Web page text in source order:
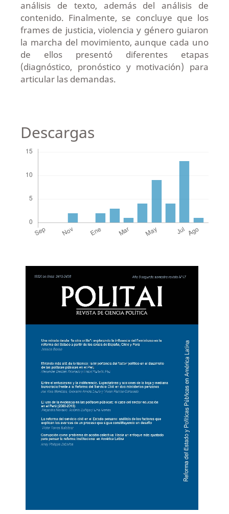
análisis de texto, además del análisis de
contenido. Finalmente, se concluye que los
frames de justicia, violencia y género guiaron
la marcha del movimiento, aunque cada uno
de ellos presentó diferentes etapas
(diagnóstico, pronóstico y motivación) para
articular las demandas.
Descargas